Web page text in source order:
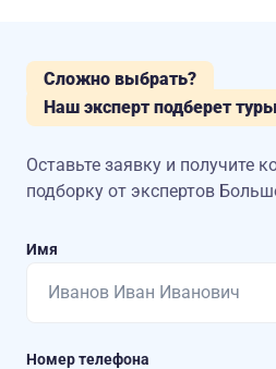
Сложно выбрать?
Наш эксперт подберет
Оставьте заявку и получите
подборку от экспертов
Имя
Номер телефона